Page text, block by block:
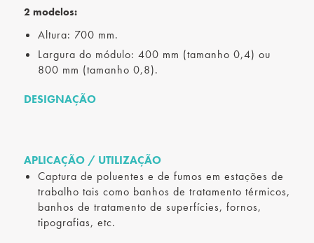
2 modelos:
Altura: 700 mm.
Largura do módulo: 400 mm (tamanho 0,4) ou
800 mm (tamanho 0,8).
DESIGNAÇÃO
APLICAÇÃO / UTILIZAÇÃO
Captura de poluentes e de fumos em estações de
trabalho tais como banhos de tratamento térmicos,
banhos de tratamento de superfícies, fornos,
tipografias, etc.